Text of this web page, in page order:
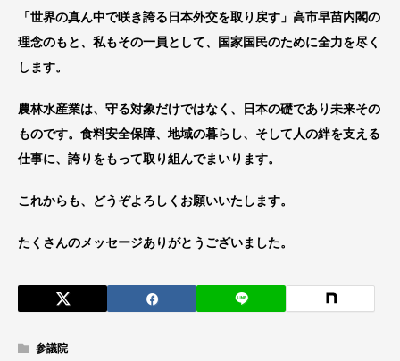
「世界の真ん中で咲き誇る日本外交を取り戻す」高市早苗内閣の
理念のもと、私もその一員として、国家国民のために全力を尽く
します。
農林水産業は、守る対象だけではなく、日本の礎であり未来その
ものです。食料安全保障、地域の暮らし、そして人の絆を支える
仕事に、誇りをもって取り組んでまいります。
これからも、どうぞよろしくお願いいたします。
たくさんのメッセージありがとうございました。
参議院